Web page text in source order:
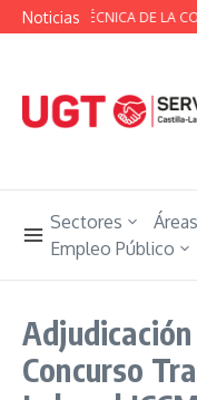
Saltar al contenido
Noticias
MESA TÉCNICA DE LA
Sectores Áreas
Empleo Público
Concurso